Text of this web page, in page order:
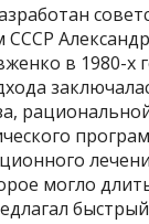
в 1980-х
могло